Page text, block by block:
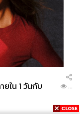
ใน 1 วันกับ
...